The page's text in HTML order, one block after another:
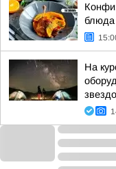
блюда
На